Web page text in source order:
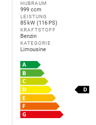
HUBRAUM
999 ccm
LEISTUNG
85 kW (116 PS)
KRAFTSTOFF
Benzin
KATEGORIE
Limousine